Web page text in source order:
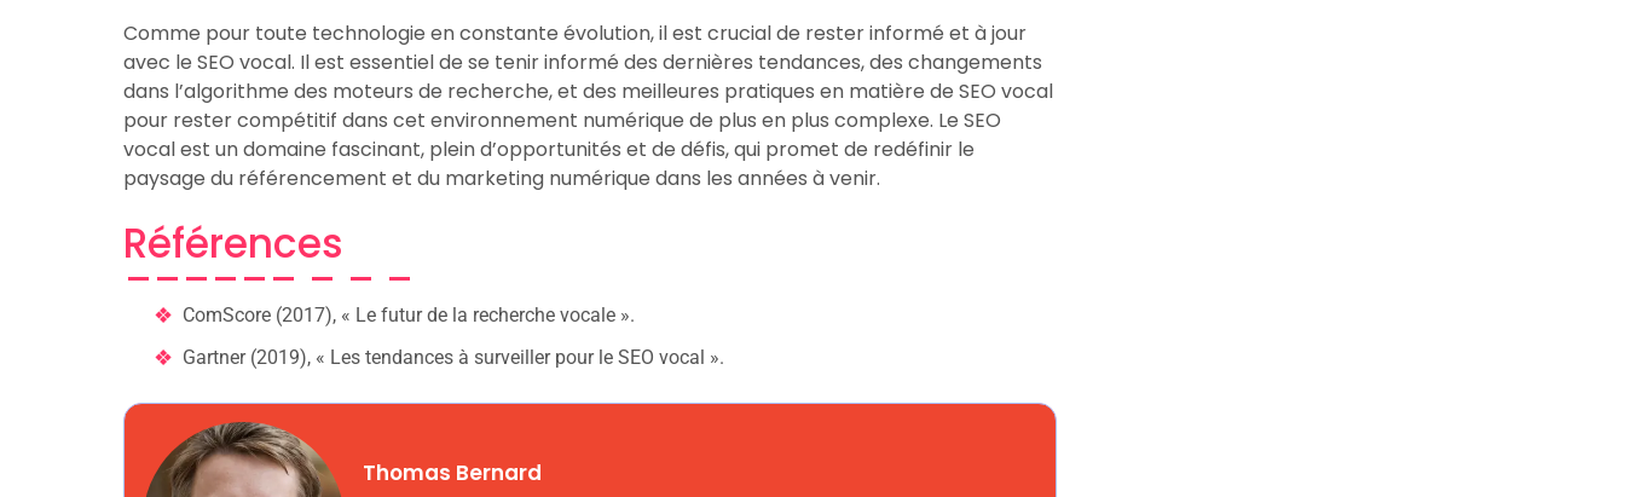
Comme pour toute technologie en constante évolution, il est crucial de rester informé et à jour
avec le SEO vocal. Il est essentiel de se tenir informé des dernières tendances, des changements
dans l’algorithme des moteurs de recherche, et des meilleures pratiques en matière de SEO vocal
pour rester compétitif dans cet environnement numérique de plus en plus complexe. Le SEO
vocal est un domaine fascinant, plein d’opportunités et de défis, qui promet de redéfinir le
paysage du référencement et du marketing numérique dans les années à venir.
Références
ComScore (2017), « Le futur de la recherche vocale ».
Gartner (2019), « Les tendances à surveiller pour le SEO vocal ».
Thomas Bernard